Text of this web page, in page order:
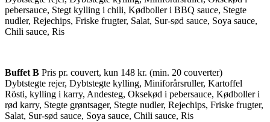
pebersauce, Stegt kylling i chili, Kødboller i BBQ sauce, Stegte
nudler, Rejechips, Friske frugter, Salat, Sur-sød sauce, Soya sauce,
Chili sauce, Ris
Buffet B Pris pr. couvert, kun 148 kr. (min. 20 couverter)
Dybtstegte rejer, Dybtstegte kylling, Miniforårsruller, Kartoffel
Rösti, kylling i karry, Andesteg, Oksekød i pebersauce, Kødboller i
rød karry, Stegte grøntsager, Stegte nudler, Rejechips, Friske frugter,
Salat, Sur-sød sauce, Soya sauce, Chili sauce, Ris